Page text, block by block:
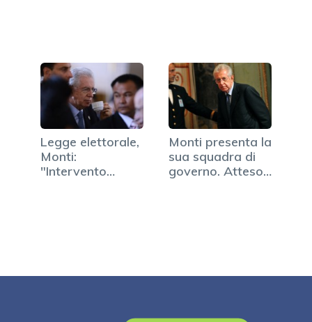
Legge elettorale,
Monti:
"Intervento
Monti presenta la
sua squadra di
governo. Atteso…